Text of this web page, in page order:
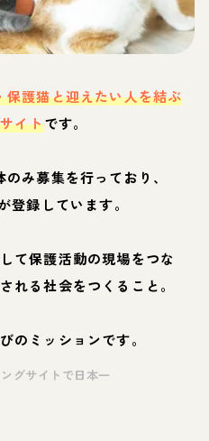
保護猫と迎えたい人を結ぶ
イトです。
み募集を行っており、
登録しています。
て保護活動の現場をつな
れる社会をつくること。
のミッションです。
グサイトで日本一